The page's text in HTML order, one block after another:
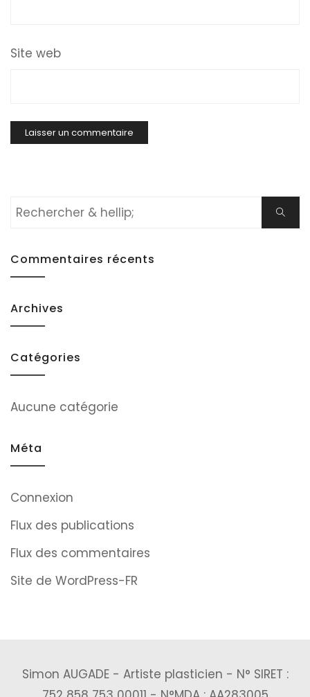
Site web
Rechercher:
Commentaires récents
Archives
Catégories
Aucune catégorie
Méta
Connexion
Flux des publications
Flux des commentaires
Site de WordPress-FR
Simon AUGADE - Artiste plasticien - N° SIRET :